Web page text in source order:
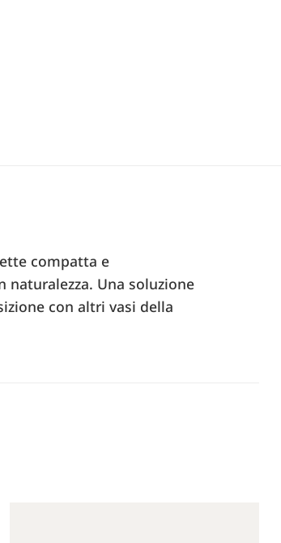
compatta e
naturalezza. Una soluzione
con altri vasi della